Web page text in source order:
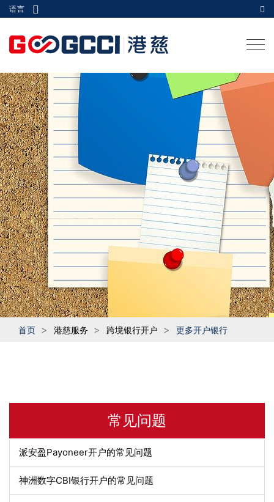
语言
首页 港慈服务 跨境银行开户 更多开户银行
常见问题
派安盈Payoneer开户的常见问题
神洲数字CBI银行开户的常见问题